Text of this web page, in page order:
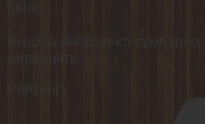
Вышло несколько
дополнять.
Рейтинг